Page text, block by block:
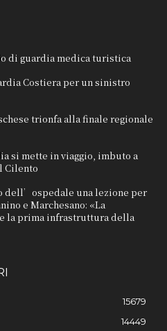
di guardia medica turistica
Costiera per un sinistro
trionfa alla finale regionale
si mette in viaggio, imbuto a
Cilento
dell’ospedale una lezione per
e Marchesano: «La
la prima infrastruttura della
15679
14449